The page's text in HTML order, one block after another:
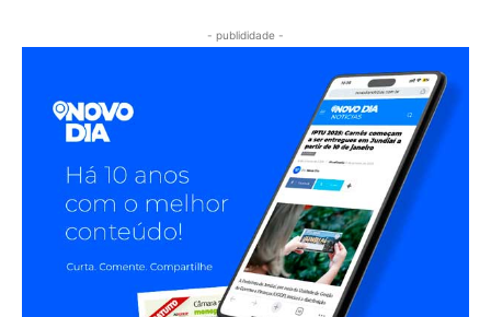
- publididade -